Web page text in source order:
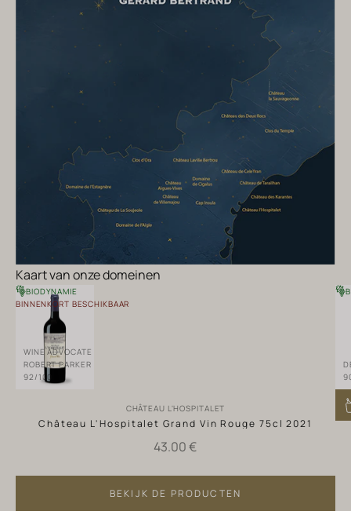
Ga naar element 3
Kaart van onze domeinen
BIODYNAMIE
BINNENKORT BESCHIKBAAR
WINE ADVOCATE
ROBERT PARKER
92/100
CHÂTEAU L'HOSPITALET
Château L'Hospitalet Grand Vin Rouge 75cl 2021
Verkoopprijs
43.00 €
BEKIJK DE PRODUCTEN